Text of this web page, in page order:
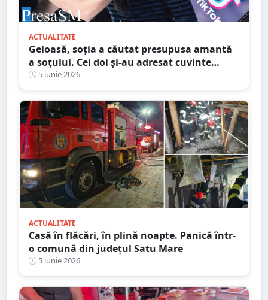
ACTUALITATE
Geloasă, soția a căutat presupusa amantă
a soțului. Cei doi și-au adresat cuvinte
grele, cazul a ajuns la Judecătorie
5 iunie 2026
ACTUALITATE
Casă în flăcări, în plină noapte. Panică într-
o comună din județul Satu Mare
5 iunie 2026